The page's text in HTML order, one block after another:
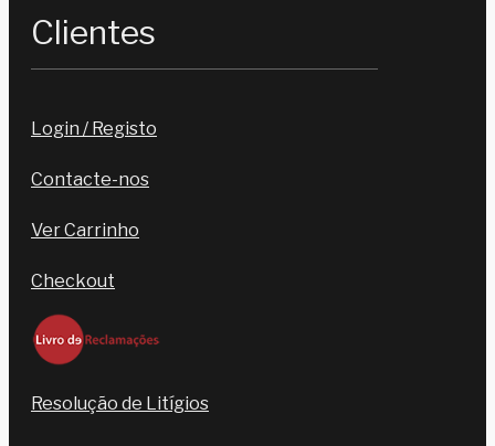
Clientes
Login / Registo
Contacte-nos
Ver Carrinho
Checkout
Resolução de Litígios